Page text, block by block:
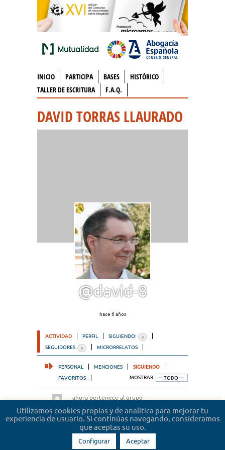
INICIO PARTICIPA BASES
HISTÓRICO
TALLER DE ESCRITURA
F.A.Q.
DAVID TORRAS LLAURADO
@david-8
hace 6 años
ACTIVIDAD PERFIL SIGUIENDO: 0
SEGUIDORES 0 MICRORRELATOS
PERSONAL MENCIONES
SIGUIENDO
FAVORITOS
MOSTRAR:
ahora pertenece al grupo
Utilizamos cookies propias y de analítica para mejorar tu
experiencia de usuario. Si continúas navegando, consideramos
que aceptas su uso.
Configurar Aceptar